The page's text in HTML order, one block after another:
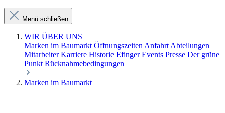
Menü schließen
WIR ÜBER UNS
Marken im Baumarkt Öffnungszeiten Anfahrt Abteilungen
MitarbeiterKarriere Historie EfingerEvents Presse Der grüne
Punkt Rücknahmebedingungen
Marken im Baumarkt